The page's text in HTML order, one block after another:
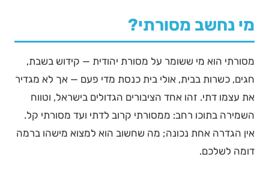
מי נחשב מסורתי?
מסורתי הוא מי ששומר על מסורת יהודית — קידוש בשבת,
חגים, כשרות בבית, אולי בית כנסת מדי פעם — אך לא מגדיר
את עצמו דתי. זהו אחד הציבורים הגדולים בישראל, וטווח
השמירה בתוכו רחב: ממסורתי קרוב לדתי ועד מסורתי קל.
אין הגדרה אחת נכונה; מה שחשוב הוא למצוא מישהו ברמה
דומה לשלכם.